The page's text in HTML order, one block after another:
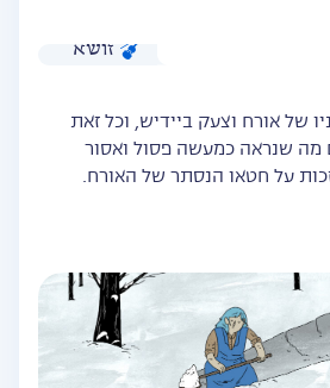
זושא
של אורח וצעק ביידיש, וכל זאת
מה שנראה כמעשה פסול ואסור
על חטאו הנסתר של האורח.